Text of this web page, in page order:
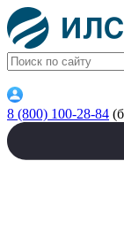
8 (800) 100-28-84